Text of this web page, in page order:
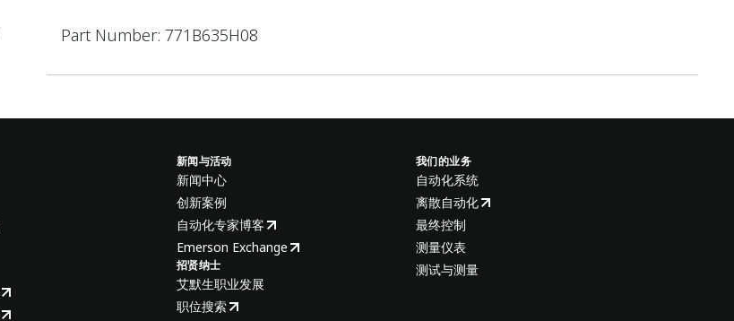
Part Number: 771B635H08
新闻与活动
新闻中心
创新案例
自动化专家博客
Emerson Exchange
招贤纳士
艾默生职业发展
职位搜索
我们的业务
自动化系统
离散自动化
最终控制
测量仪表
测试与测量